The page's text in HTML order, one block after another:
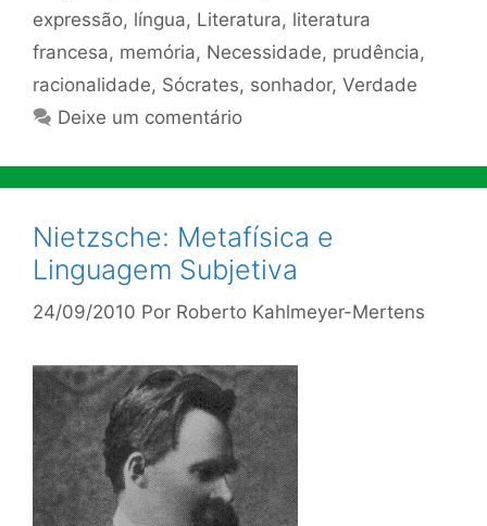
expressão, língua, Literatura, literatura
francesa, memória, Necessidade, prudência,
racionalidade, Sócrates, sonhador, Verdade
Deixe um comentário
Nietzsche: Metafísica e
Linguagem Subjetiva
24/09/2010 Por Roberto Kahlmeyer-Mertens